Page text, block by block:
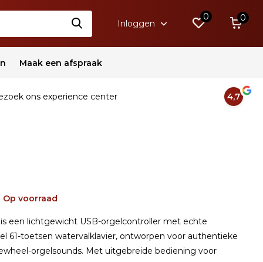
Inloggen
0 0
Maak een afspraak
ons experience center 4,7
Op voorraad
is een lichtgewicht USB-orgelcontroller met echte
61-toetsen watervalklavier, ontworpen voor authentieke
orgelsounds. Met uitgebreide bediening voor